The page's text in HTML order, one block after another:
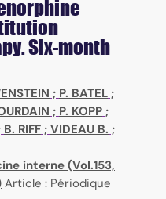
Six-month
; P. BATEL ;
; P. KOPP ;
B. RIFF ; VIDEAU B. ;
interne (Vol.153,
Article : Périodique